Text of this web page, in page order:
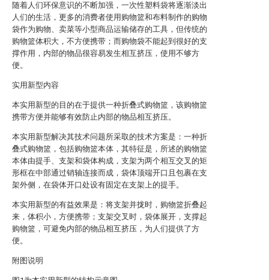
随着人们环保意识的不断加强，一次性塑料袋将逐渐淡出
人们的生活，更多的消费者使用购物篮和布料制作的购物
袋作为购物、卖菜等小型商品运输储存的工具，但传统的
购物篮体积大，不方便携带；而购物袋不能起到很好的支
撑作用，内部的物品很容易发生相互挤压，使用不够方
便。
实用新型内容
本实用新型的目的在于提供一种折叠式购物篮，该购物篮
携带方便并能够有效防止内部的物品相互挤压。
本实用新型解决其技术问题所采取的技术方案是：一种折
叠式购物篮，包括购物篮本体，其特征是，所述的购物篮
本体由提手、支架和袋体构成，支架为两个相互交叉的矩
形框在中部通过销轴连接而成，袋体顶端开口且包裹在支
架外侧，在袋体开口处设有固定在支架上的提手。
本实用新型的有益效果是：将支架并拢时，购物篮折叠起
来，体积小，方便携带；支架交叉时，袋体展开，支撑起
购物篮，可避免内部的物品相互挤压，为人们提供了方
便。
附图说明